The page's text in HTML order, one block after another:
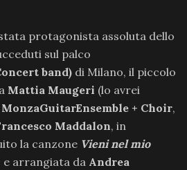
protagonista assoluta dello
sul palco
band) di Milano, il piccolo
Mattia Maugeri (lo avrei
MonzaGuitarEnsemble + Choir,
Maddalon, in
la canzone Vieni nel mio
e arrangiata da Andrea